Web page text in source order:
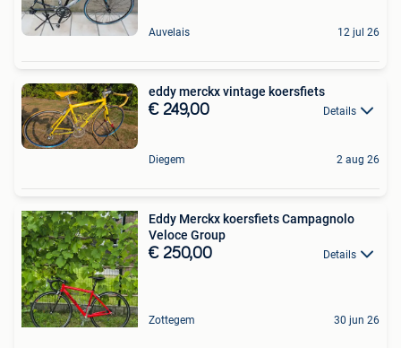
Auvelais 12 jul 26
eddy merckx vintage koersfiets
€ 249,00 Details
Diegem 2 aug 26
Eddy Merckx koersfiets Campagnolo
Veloce Group
€ 250,00 Details
Zottegem 30 jun 26